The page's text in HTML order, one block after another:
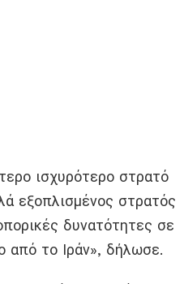
ισχυρότερο στρατό
εξοπλισμένος στρατός
δυνατότητες σε
από το Ιράν», δήλωσε.